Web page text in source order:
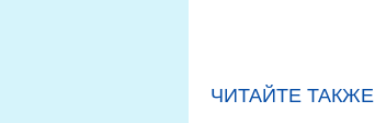
ЧИТАЙТЕ ТАКЖЕ